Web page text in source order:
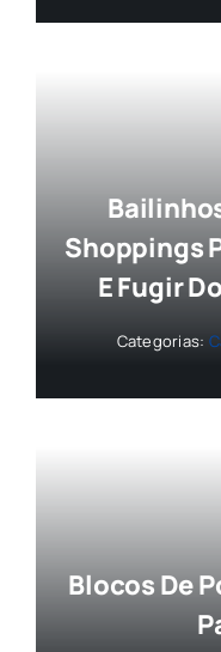
Shoppings
E Fugir
Categorias:
Blocos De